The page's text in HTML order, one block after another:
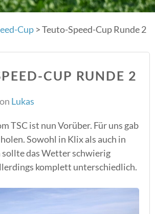
Cup >Teuto-Speed-Cup Runde 2
CUP RUNDE 2
Lukas
TSC ist nun Vorüber. Für uns gab
Sowohl in Klix als auch in
das Wetter schwierig
komplett unterschiedlich.